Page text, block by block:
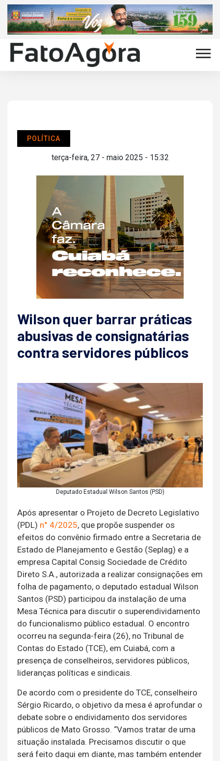
POLÍTICA
terça-feira, 27 - maio 2025 - 15:32
Wilson quer barrar práticas
abusivas de consignatárias
contra servidores públicos
Deputado Estadual Wilson Santos (PSD)
Após apresentar o Projeto de Decreto Legislativo
(PDL) n° 4/2025, que propõe suspender os
efeitos do convênio firmado entre a Secretaria de
Estado de Planejamento e Gestão (Seplag) e a
empresa Capital Consig Sociedade de Crédito
Direto S.A., autorizada a realizar consignações em
folha de pagamento, o deputado estadual Wilson
Santos (PSD) participou da instalação de uma
Mesa Técnica para discutir o superendividamento
do funcionalismo público estadual. O encontro
ocorreu na segunda-feira (26), no Tribunal de
Contas do Estado (TCE), em Cuiabá, com a
presença de conselheiros, servidores públicos,
lideranças políticas e sindicais.
De acordo com o presidente do TCE, conselheiro
Sérgio Ricardo, o objetivo da mesa é aprofundar o
debate sobre o endividamento dos servidores
públicos de Mato Grosso. “Vamos tratar de uma
situação instalada. Precisamos discutir o que
será feito daqui em diante, mas também entender